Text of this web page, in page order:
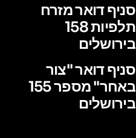
סניף דואר מזרח
תלפיות 158
בירושלים
סניף דואר "צור
באחר" מספר 155
בירושלים